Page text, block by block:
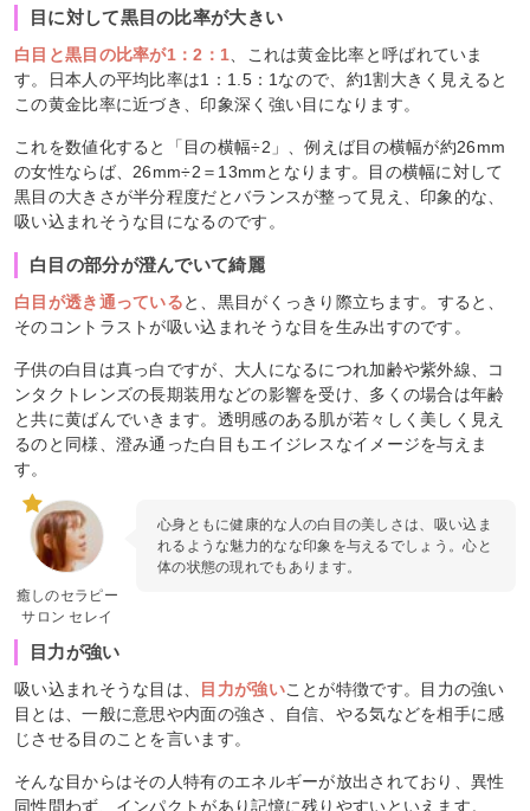
目に対して黒目の比率が大きい
白目と黒目の比率が1：2：1 、これは黄金比率と呼ばれていま
す。日本人の平均比率は1：1.5：1なので、約1割大きく見えると
この黄金比率に近づき、印象深く強い目になります。
これを数値化すると「目の横幅÷2」、例えば目の横幅が約26mm
の女性ならば、26mm÷2＝13mmとなります。目の横幅に対して
黒目の大きさが半分程度だとバランスが整って見え、印象的な、
吸い込まれそうな目になるのです。
白目の部分が澄んでいて綺麗
白目が透き通っていると、黒目がくっきり際立ちます。すると、
そのコントラストが吸い込まれそうな目を生み出すのです。
子供の白目は真っ白ですが、大人になるにつれ加齢や紫外線、コ
ンタクトレンズの長期装用などの影響を受け、多くの場合は年齢
と共に黄ばんでいきます。透明感のある肌が若々しく美しく見え
るのと同様、澄み通った白目もエイジレスなイメージを与えま
す。
癒しのセラピー
サロン セレイ
心身ともに健康的な人の白目の美しさは、吸い込ま
れるような魅力的なな印象を与えるでしょう。心と
体の状態の現れでもあります。
目力が強い
吸い込まれそうな目は、 目力が強いことが特徴です。目力の強い
目とは、一般に意思や内面の強さ、自信、やる気などを相手に感
じさせる目のことを言います。
そんな目からはその人特有のエネルギーが放出されており、異性
同性問わず、インパクトがあり記憶に残りやすいといえます。